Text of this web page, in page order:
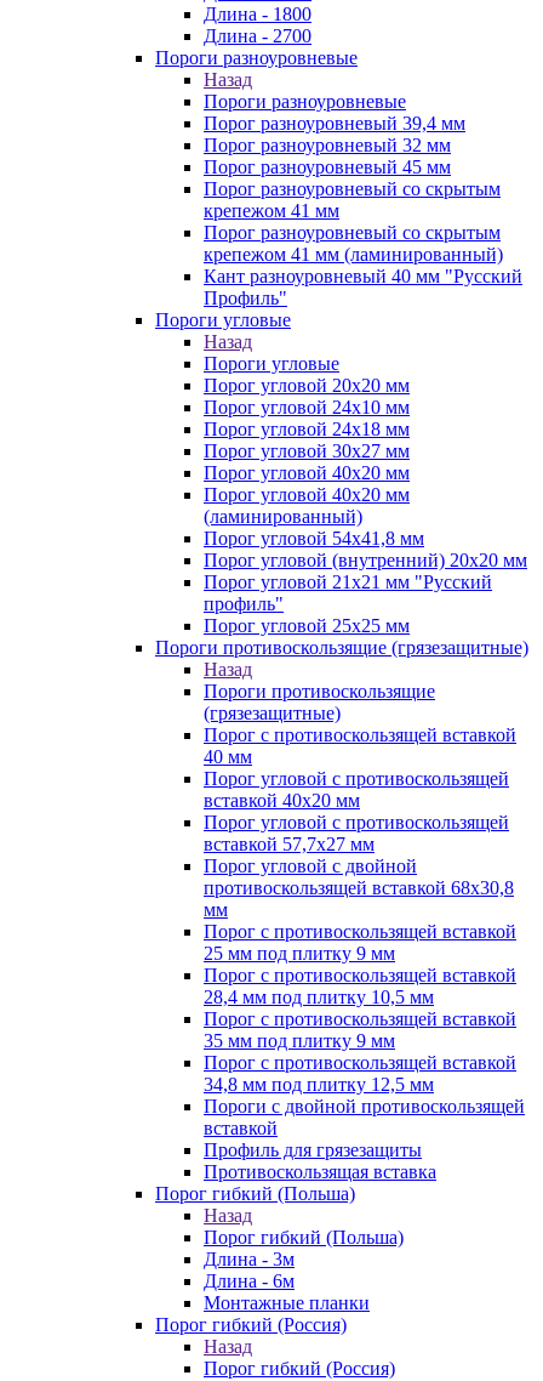
Длина - 1800
Длина - 2700
Пороги разноуровневые
Назад
Пороги разноуровневые
Порог разноуровневый 39,4 мм
Порог разноуровневый 32 мм
Порог разноуровневый 45 мм
Порог разноуровневый со скрытым
крепежом 41 мм
Порог разноуровневый со скрытым
крепежом 41 мм (ламинированный)
Кант разноуровневый 40 мм "Русский
Профиль"
Пороги угловые
Назад
Пороги угловые
Порог угловой 20х20 мм
Порог угловой 24х10 мм
Порог угловой 24х18 мм
Порог угловой 30х27 мм
Порог угловой 40х20 мм
Порог угловой 40х20 мм
(ламинированный)
Порог угловой 54х41,8 мм
Порог угловой (внутренний) 20х20 мм
Порог угловой 21х21 мм "Русский
профиль"
Порог угловой 25х25 мм
Пороги противоскользящие (грязезащитные)
Назад
Пороги противоскользящие
(грязезащитные)
Порог с противоскользящей вставкой
40 мм
Порог угловой с противоскользящей
вставкой 40х20 мм
Порог угловой с противоскользящей
вставкой 57,7х27 мм
Порог угловой с двойной
противоскользящей вставкой 68х30,8
мм
Порог с противоскользящей вставкой
25 мм под плитку 9 мм
Порог с противоскользящей вставкой
28,4 мм под плитку 10,5 мм
Порог с противоскользящей вставкой
35 мм под плитку 9 мм
Порог с противоскользящей вставкой
34,8 мм под плитку 12,5 мм
Пороги с двойной противоскользящей
вставкой
Профиль для грязезащиты
Противоскользящая вставка
Порог гибкий (Польша)
Назад
Порог гибкий (Польша)
Длина - 3м
Длина - 6м
Монтажные планки
Порог гибкий (Россия)
Назад
Порог гибкий (Россия)